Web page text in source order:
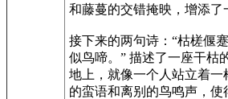
和藤蔓的交错掩映，增添了
接下来的两句诗：“枯槎偃
似鸟啼。” 描述了一座干枯
地上，就像一个人站立着一
的蛮语和离别的鸟鸣声，